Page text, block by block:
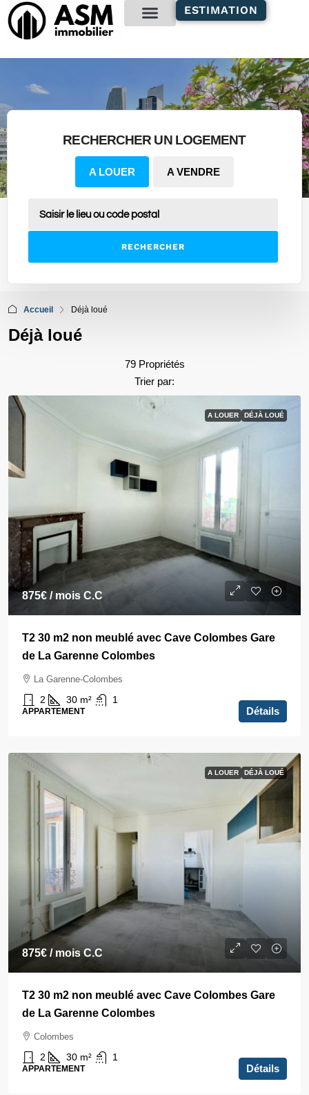
principal
ESTIMATION
RECHERCHER UN LOGEMENT
A LOUER A VENDRE
RECHERCHER
Accueil Déjà loué
Déjà loué
79 Propriétés
Trier par:
A LOUER DÉJÀ LOUÉ
875€ / mois C.C
T2 30 m2 non meublé avec Cave Colombes Gare
de La Garenne Colombes
La Garenne-Colombes
2 30 m² 1
APPARTEMENT Détails
A LOUER DÉJÀ LOUÉ
875€ / mois C.C
T2 30 m2 non meublé avec Cave Colombes Gare
de La Garenne Colombes
Colombes
2 30 m² 1
APPARTEMENT Détails